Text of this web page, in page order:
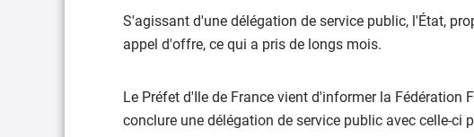
S'agissant d'une délégation de service public, l'État,
appel d'offre, ce qui a pris de longs mois.
Le Préfet d'Ile de France vient d'informer la
conclure une délégation de service public avec celle-ci